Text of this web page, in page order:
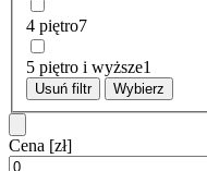
4 piętro7
5 piętro i wyższe1
Usuń filtr Wybierz
Cena [zł]